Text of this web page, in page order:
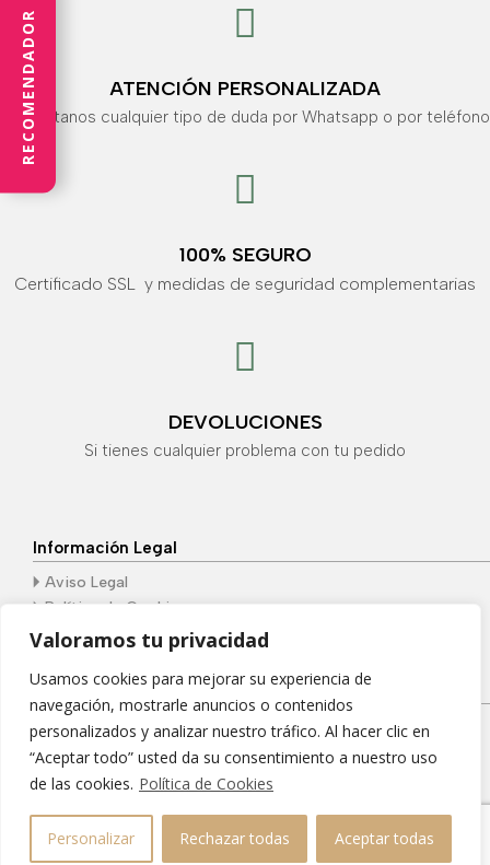
Valoramos tu privacidad
Usamos cookies para mejorar su experiencia de
navegación, mostrarle anuncios o contenidos
personalizados y analizar nuestro tráfico. Al hacer clic en
“Aceptar todo” usted da su consentimiento a nuestro uso
de las cookies. Política de Cookies
Personalizar Rechazar todas Aceptar todas

ATENCIÓN PERSONALIZADA
Consúltanos cualquier tipo de duda por Whatsapp o por teléfono

100% SEGURO
Certificado SSL y medidas de seguridad complementarias

DEVOLUCIONES
Si tienes cualquier problema con tu pedido
Información Legal
🞂 Aviso Legal
🞂Política de Cookies
🞂Política de Privacidad
¿Donde nos encontramos?
Pl. Portichuelo, 4 | 29200, Antequera, Málaga
Grupo Dungbeetle © 2026 –Desarrollado por
Dungbeetle
RECOMENDADOR